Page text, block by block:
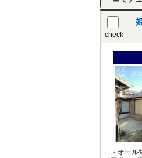
check
・オール